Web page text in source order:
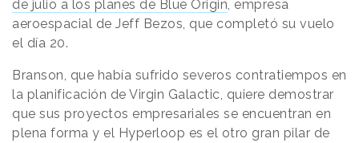
de julio a los planes de Blue Origin , empresa
aeroespacial de Jeff Bezos, que completó su vuelo
el día 20.
Branson, que había sufrido severos contratiempos en
la planificación de Virgin Galactic, quiere demostrar
que sus proyectos empresariales se encuentran en
plena forma y el Hyperloop es el otro gran pilar de